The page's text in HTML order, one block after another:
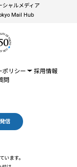
シャルメディア
Mail Hub
ポリシー
採用情報
問
信
います。